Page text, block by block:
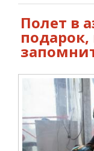
Полет в